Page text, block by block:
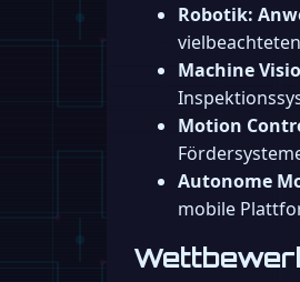
Robotik:
Machine
Motion
Autonome
mobile